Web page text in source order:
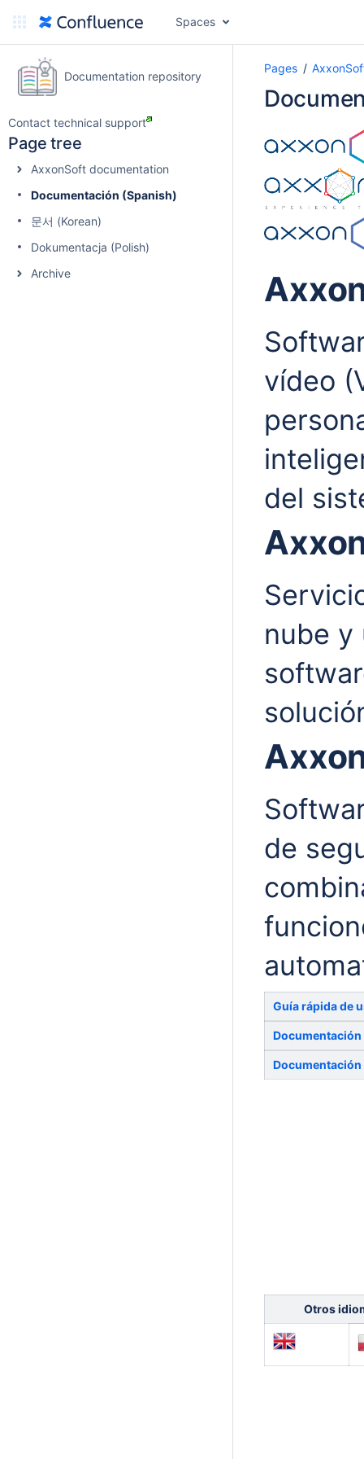
Spaces
Documentation repository
Contact technical support
Page tree
AxxonSoft documentation
Documentación (Spanish)
문서 (Korean)
Dokumentacja (Polish)
Archive
Pages
vídeo
del
nube y
de
Guía rápida de
Documentación
Documentación
Otros